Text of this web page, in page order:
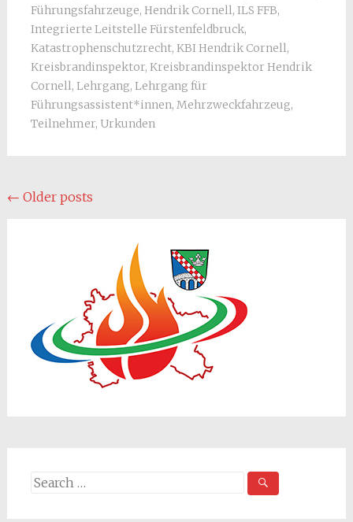
Führungsfahrzeuge, Hendrik Cornell, ILS FFB,
Integrierte Leitstelle Fürstenfeldbruck,
Katastrophenschutzrecht, KBI Hendrik Cornell,
Kreisbrandinspektor, Kreisbrandinspektor Hendrik
Cornell, Lehrgang, Lehrgang für
Führungsassistent*innen, Mehrzweckfahrzeug,
Teilnehmer, Urkunden
Posts
← Older posts
Search